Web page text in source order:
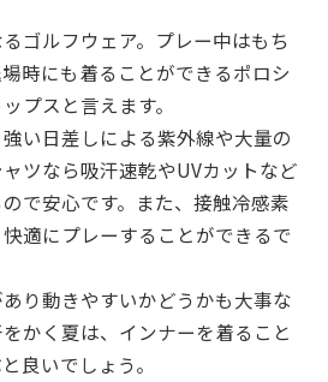
ゴルフウェア。プレー中はもち
時にも着ることができるポロシ
プスと言えます。
い日差しによる紫外線や大量の
ツなら吸汗速乾やUVカットなど
で安心です。また、接触冷感素
適にプレーすることができるで
り動きやすいかどうかも大事な
かく夏は、インナーを着ること
良いでしょう。